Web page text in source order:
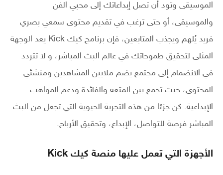
الموسيقى وتود أن تصل إبداعاتك إلى محبي الفن
والموسيقى، أو حتى ترغب في تقديم محتوى سمعي بصري
فريد يُلهم ويجذب المتابعين، فإن برنامج كيك Kick يعد الوجهة
المثلى لتحقيق طموحاتك في عالم البث المباشر، و لا تتردد
في الانضمام إلى مجتمع يضم ملايين المشاهدين ومنشئي
المحتوى، حيث تجمع بين المتعة والفائدة ودعم المواهب
الإبداعية. كن جزءًا من هذه التجربة الحيوية التي تجعل من البث
المباشر فرصة للتواصل، الإبداع، وتحقيق الأرباح.
الأجهزة التي تعمل عليها منصة كيك Kick